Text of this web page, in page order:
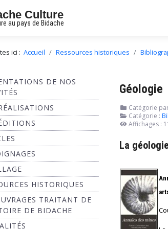
Culture
au pays de Bidache
ici : Accueil Ressources historiques
DE NOS
HISTORIQUES
TRAITANT DE
DE BIDACHE
Géologie
Catégorie
Catégorie :
Affichages :
La